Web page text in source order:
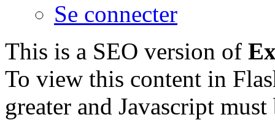
Se connecter
This is a SEO version of
To view this content in
greater and Javascript